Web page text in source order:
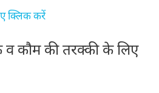
क्लिक करें
कौम की तरक्की के लिए